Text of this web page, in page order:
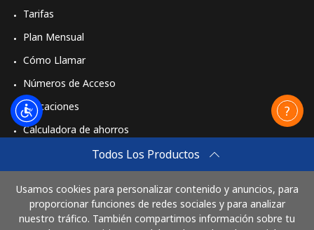
Todos Los Productos
Usamos cookies para personalizar contenido y anuncios, para
proporcionar funciones de redes sociales y para analizar
nuestro tráfico. También compartimos información sobre tu
Tarifas
Plan Mensual
Cómo Llamar
Números de Acceso
Aplicaciones
Calculadora de ahorros
Comprar
Cómo funciona